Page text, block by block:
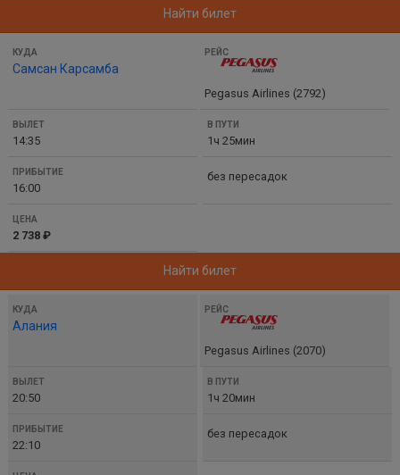
Найти билет
Самсан Карсамба
Pegasus Airlines (2792)
14:35 1ч 25мин
16:00
без пересадок
2 738 ₽
Найти билет
Алания
Pegasus Airlines (2070)
20:50 1ч 20мин
22:10
без пересадок